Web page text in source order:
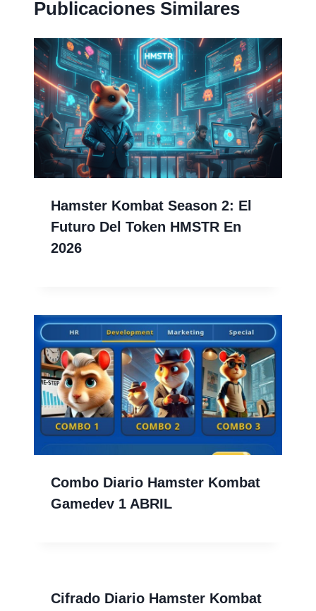
Publicaciones Similares
Hamster Kombat Season 2: El
Futuro Del Token HMSTR En
2026
Combo Diario Hamster Kombat
Gamedev 1 ABRIL
Cifrado Diario Hamster Kombat